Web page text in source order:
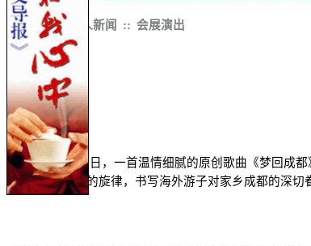
::新闻:: 华人新闻 :: 会展演出
中文导报讯 近日，一首温情细腻的原创歌曲《梦回成
触、温柔治愈的旋律，书写海外游子对家乡成都的深切